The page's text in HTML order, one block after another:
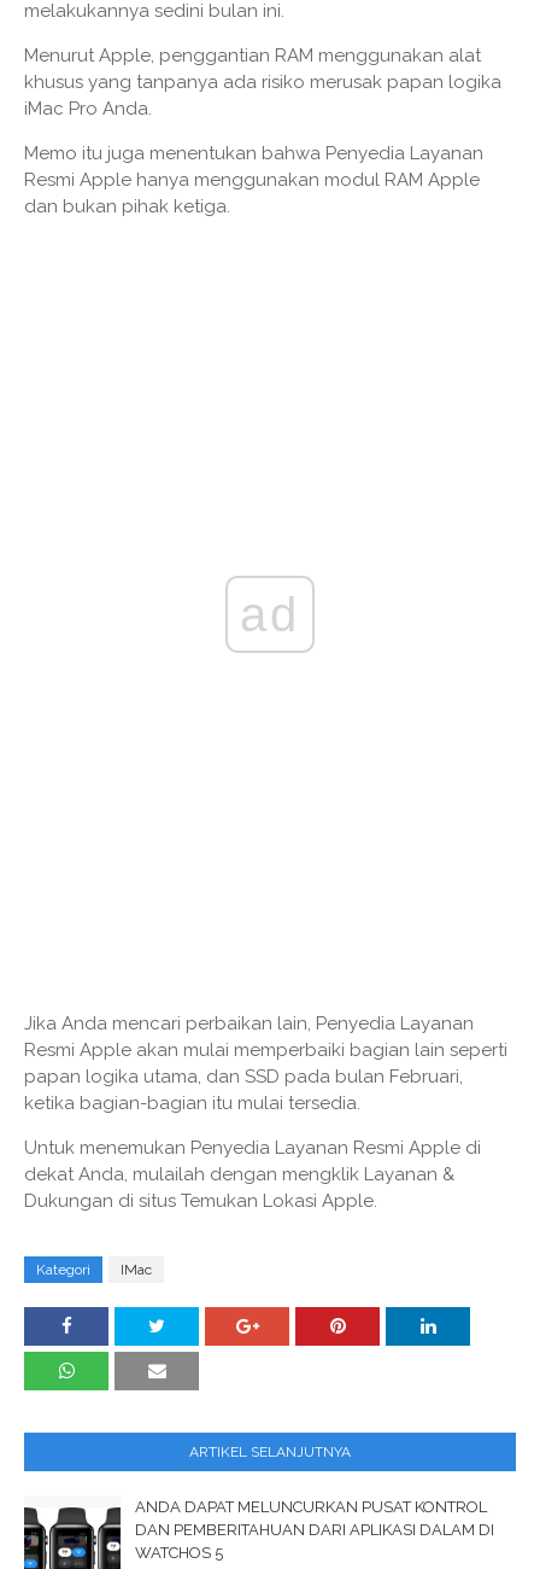
melakukannya sedini bulan ini.
Menurut Apple, penggantian RAM menggunakan alat
khusus yang tanpanya ada risiko merusak papan logika
iMac Pro Anda.
Memo itu juga menentukan bahwa Penyedia Layanan
Resmi Apple hanya menggunakan modul RAM Apple
dan bukan pihak ketiga.
ad
Jika Anda mencari perbaikan lain, Penyedia Layanan
Resmi Apple akan mulai memperbaiki bagian lain seperti
papan logika utama, dan SSD pada bulan Februari,
ketika bagian-bagian itu mulai tersedia.
Untuk menemukan Penyedia Layanan Resmi Apple di
dekat Anda, mulailah dengan mengklik Layanan &
Dukungan di situs Temukan Lokasi Apple.
Kategori IMac
ARTIKEL SELANJUTNYA
ANDA DAPAT MELUNCURKAN PUSAT KONTROL
DAN PEMBERITAHUAN DARI APLIKASI DALAM DI
WATCHOS 5